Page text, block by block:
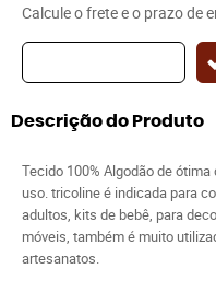
Calcule o frete e o prazo de
Descrição do Produto
Tecido 100% Algodão de
uso. tricoline é indicada para
adultos, kits de bebê, para
móveis, também é muito
artesanatos.